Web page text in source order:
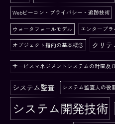
Webビーコン・プライバシー・追跡技術
ウォータフォールモデル エンタープ
オブジェクト指向の基本概念 クリ
サービスマネジメントシステムの計画及
システム監査 システム監査人の役
システム開発技術